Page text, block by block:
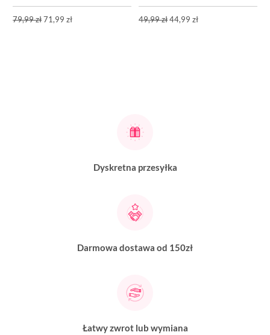
79,99 zł71,99 zł 49,99 zł44,99 zł
Dyskretna przesyłka
Darmowa dostawa od 150zł
Łatwy zwrot lub wymiana